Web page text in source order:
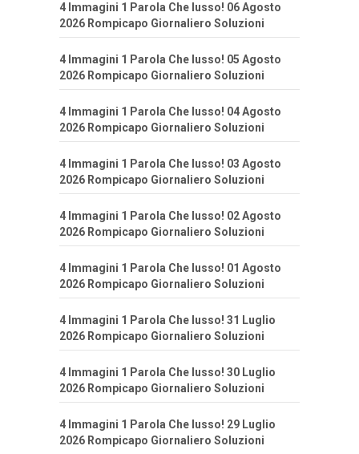
4 Immagini 1 Parola Che lusso! 06 Agosto
2026 Rompicapo Giornaliero Soluzioni
4 Immagini 1 Parola Che lusso! 05 Agosto
2026 Rompicapo Giornaliero Soluzioni
4 Immagini 1 Parola Che lusso! 04 Agosto
2026 Rompicapo Giornaliero Soluzioni
4 Immagini 1 Parola Che lusso! 03 Agosto
2026 Rompicapo Giornaliero Soluzioni
4 Immagini 1 Parola Che lusso! 02 Agosto
2026 Rompicapo Giornaliero Soluzioni
4 Immagini 1 Parola Che lusso! 01 Agosto
2026 Rompicapo Giornaliero Soluzioni
4 Immagini 1 Parola Che lusso! 31 Luglio
2026 Rompicapo Giornaliero Soluzioni
4 Immagini 1 Parola Che lusso! 30 Luglio
2026 Rompicapo Giornaliero Soluzioni
4 Immagini 1 Parola Che lusso! 29 Luglio
2026 Rompicapo Giornaliero Soluzioni